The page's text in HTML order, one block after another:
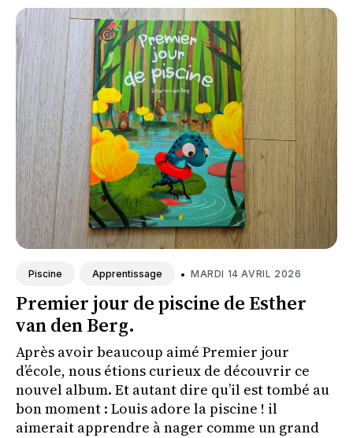
Piscine Apprentissage • MARDI 14 AVRIL 2026
Premier jour de piscine de Esther
van den Berg.
Après avoir beaucoup aimé Premier jour
d’école, nous étions curieux de découvrir ce
nouvel album. Et autant dire qu’il est tombé au
bon moment : Louis adore la piscine ! il
aimerait apprendre à nager comme un grand